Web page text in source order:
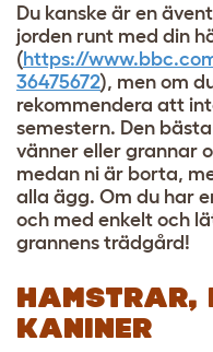
Du kanske är en
jorden runt med din
(https://
36475672), men om
rekommendera att
semestern. Den
vänner eller grannar
medan ni är borta,
alla ägg. Om du har
och med enkelt och
grannens trädgård!
HAMSTRAR,
KANINER